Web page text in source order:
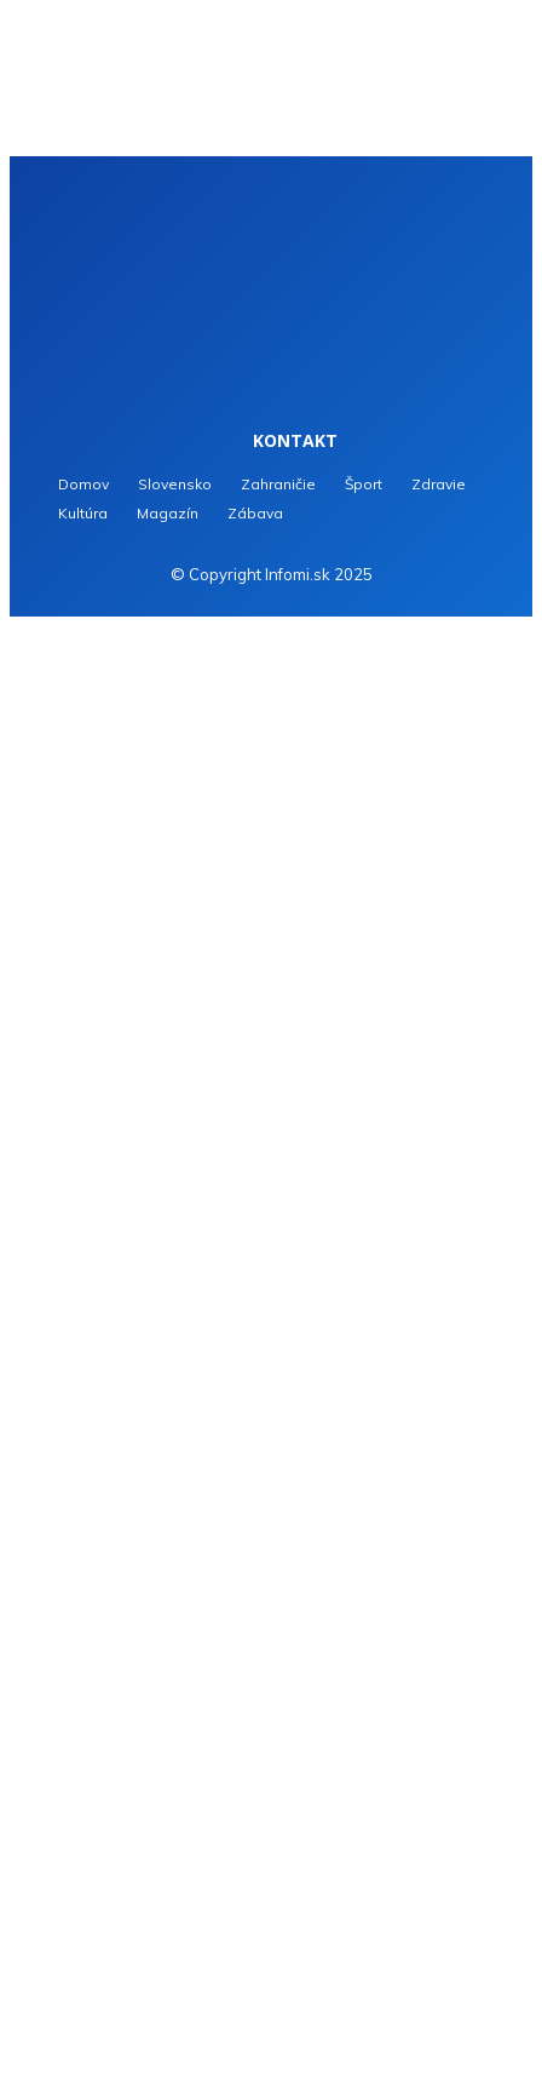
KONTAKT
Domov Slovensko Zahraničie Šport
Zdravie
Kultúra
Magazín Zábava
© Copyright Infomi.sk 2025